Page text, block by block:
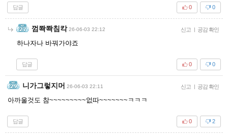
답글 0
0
껌쫙쫙침칵 26-06-03 22:12 신고 | 공감 확인
하나자나 바꿔가야죠
답글 0
0
니가그렇지머 26-06-03 22:11 신고 | 공감 확인
아까울것도 참~~~~~~~~~없따~~~~~~~ㅋㅋㅋ
답글 2
0